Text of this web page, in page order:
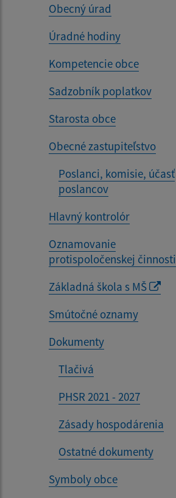
Obecný úrad
Úradné hodiny
Kompetencie obce
Sadzobník poplatkov
Starosta obce
Obecné zastupiteľstvo
Poslanci, komisie, účasť
poslancov
Hlavný kontrolór
Oznamovanie
protispoločenskej činnosti
Základná škola s MŠ
Smútočné oznamy
Dokumenty
Tlačivá
PHSR 2021 - 2027
Zásady hospodárenia
Ostatné dokumenty
Symboly obce